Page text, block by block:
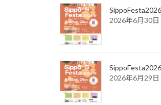
2026年6月30日
2026年6月29日